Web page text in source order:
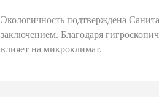
Экологичность подтверждена
заключением. Благодаря
влияет на микроклимат.